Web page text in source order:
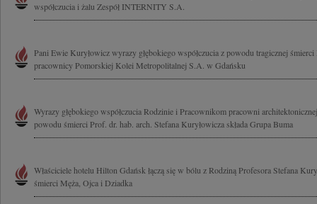
współczucia i żalu Zespół INTERNITY S.A.
Pani Ewie Kuryłowicz wyrazy głębokiego współczucia z powodu tragicznej śmierci
pracownicy Pomorskiej Kolei Metropolitalnej S.A. w Gdańsku
Wyrazy głębokiego współczucia Rodzinie i Pracownikom pracowni
powodu śmierci Prof. dr. hab. arch. Stefana Kuryłowicza składa Grupa Buma
Właściciele hotelu Hilton Gdańsk łączą się w bólu z Rodziną Profesora Stefana
śmierci Męża, Ojca i Dziadka